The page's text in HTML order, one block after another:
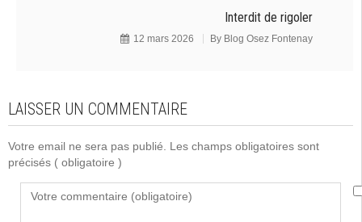
Interdit de rigoler
12 mars 2026 By Blog Osez Fontenay
LAISSER UN COMMENTAIRE
Votre email ne sera pas publié. Les champs obligatoires sont
précisés ( obligatoire )